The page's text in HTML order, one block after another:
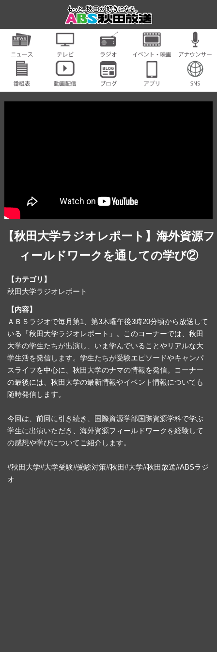
【秋田大学ラジオレポート】海外資源フ
ィールドワークを通しての学び②
【カテゴリ】
秋田大学ラジオレポート
【内容】
ＡＢＳラジオで毎月第1、第3木曜午後3時20分頃から放送して
いる「秋田大学ラジオレポート」。このコーナーでは、秋田
大学の学生たちが出演し、いま学んでいることやリアルな大
学生活を発信します。学生たちが受験エピソードやキャンパ
スライフを中心に、秋田大学のナマの情報を発信。コーナー
の最後には、秋田大学の最新情報やイベント情報についても
随時発信します。
今回は、前回に引き続き、国際資源学部国際資源学科で学ぶ
学生に出演いただき、海外資源フィールドワークを経験して
の感想や学びについてご紹介します。
#秋田大学#大学受験#受験対策#秋田#大学#秋田放送#ABSラジ
オ